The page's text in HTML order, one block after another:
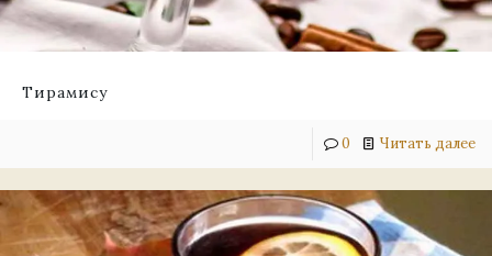
Тирамису
0 Читать далее